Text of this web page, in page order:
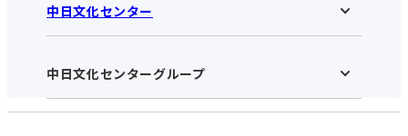
中日文化センター 栄HOME
お知らせ
アクセス･営業時間
お申し込みの流れ
入会と受講のご案内
中日文化センター
中日文化センターHOME
中日文化センターとは
受講規約・会員特典
中日文化センターグループ